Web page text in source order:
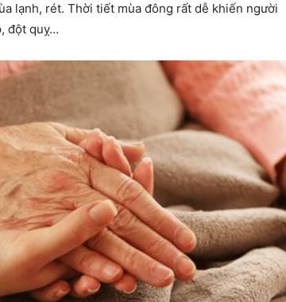
lạnh, rét. Thời tiết mùa đông rất dễ khiến người
đột quỵ…